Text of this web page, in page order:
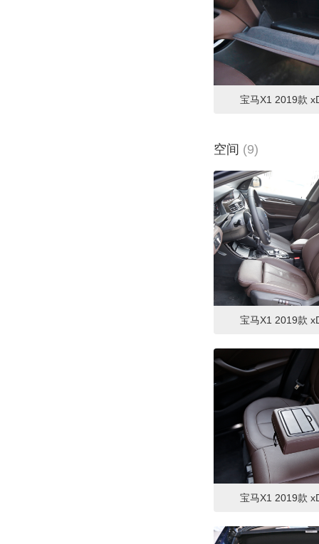
宝马X1 2019款
空间 (9)
宝马X1 2019款
宝马X1 2019款